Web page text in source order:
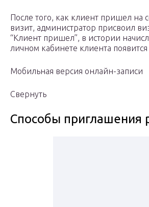
После того, как клиент пришел
визит, администратор присвоил
“Клиент пришел”, в истории
личном кабинете клиента появится
Мобильная версия онлайн-записи
Свернуть
Способы приглашения